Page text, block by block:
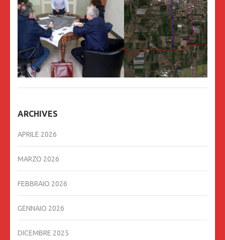
ARCHIVES
APRILE 2026
MARZO 2026
FEBBRAIO 2026
GENNAIO 2026
DICEMBRE 2025